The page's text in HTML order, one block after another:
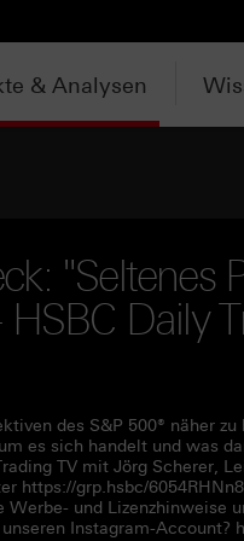
& Analysen
"Seltenes
Daily
des S&P 500® näher
es sich handelt und was
TV mit Jörg Scherer,
https://grp.hsbc/
und Lizenzhinweise
Instagram-Account?